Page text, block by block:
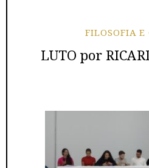
FILOSOFIA E
LUTO por